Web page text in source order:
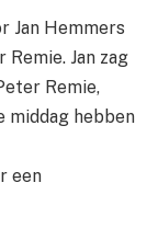
Jan Hemmers
Jan zag
Remie,
middag hebben
een